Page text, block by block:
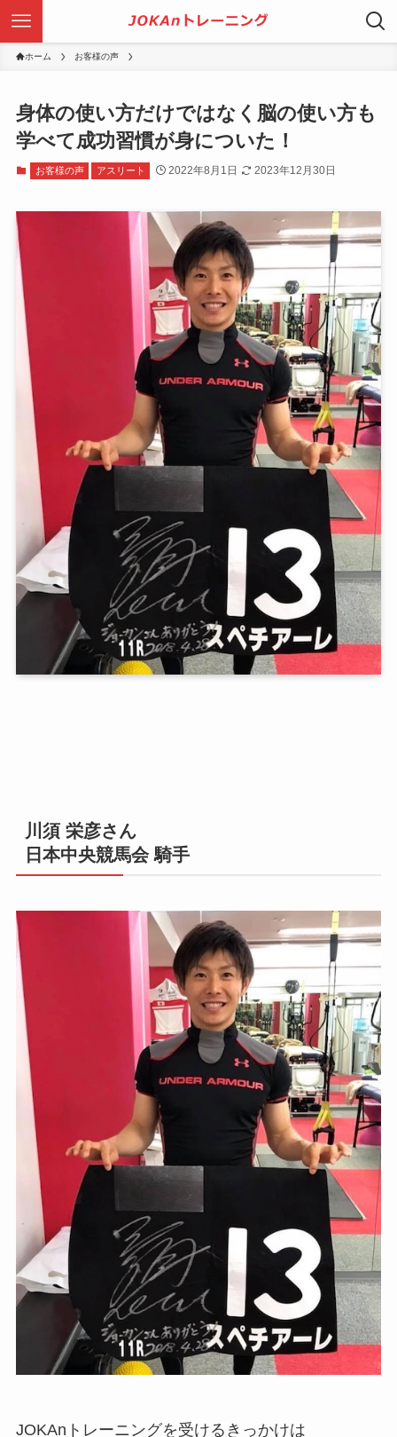
ホーム お客様の声
身体の使い方だけではなく脳の使い方も
学べて成功習慣が身についた！
お客様の声 アスリート 2022年8月1日 2023年12月30日
川須 栄彦さん
日本中央競馬会 騎手
JOKAnトレーニングを受けるきっかけは